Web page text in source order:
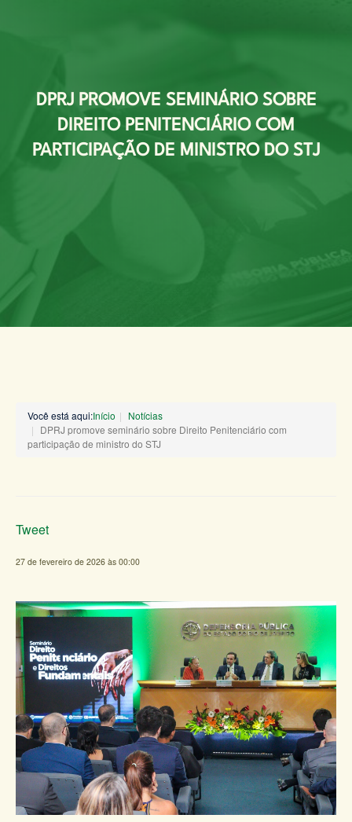
DPRJ PROMOVE SEMINÁRIO SOBRE
DIREITO PENITENCIÁRIO COM
PARTICIPAÇÃO DE MINISTRO DO STJ
Você está aqui:Início
Notícias
DPRJ promove seminário sobre Direito Penitenciário com
participação de ministro do STJ
Tweet
27 de fevereiro de 2026 às 00:00